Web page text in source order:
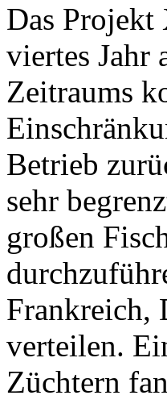
Das Projekt
viertes Jahr
Zeitraums
Betrieb
sehr
großen
Frankreich,
verteilen.
Züchtern